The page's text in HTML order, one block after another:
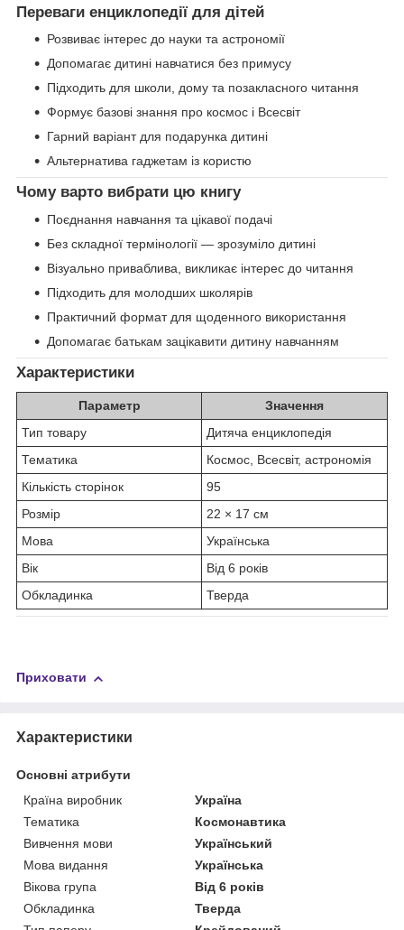
Переваги енциклопедії для дітей
Розвиває інтерес до науки та астрономії
Допомагає дитині навчатися без примусу
Підходить для школи, дому та позакласного читання
Формує базові знання про космос і Всесвіт
Гарний варіант для подарунка дитині
Альтернатива гаджетам із користю
Чому варто вибрати цю книгу
Поєднання навчання та цікавої подачі
Без складної термінології — зрозуміло дитині
Візуально приваблива, викликає інтерес до читання
Підходить для молодших школярів
Практичний формат для щоденного використання
Допомагає батькам зацікавити дитину навчанням
Характеристики
Параметр
Значення
Тип товару
Дитяча енциклопедія
Тематика
Космос, Всесвіт, астрономія
Кількість сторінок
95
Розмір
22 × 17 см
Мова
Українська
Вік
Від 6 років
Обкладинка
Тверда
Приховати
Характеристики
Основні атрибути
Країна виробник
Україна
Тематика
Космонавтика
Вивчення мови
Український
Мова видання
Українська
Вікова група
Від 6 років
Обкладинка
Тверда